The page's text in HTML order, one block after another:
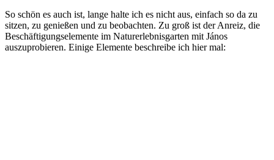
So schön es auch ist, lange halte ich es nicht aus, einfach so da zu
sitzen, zu genießen und zu beobachten. Zu groß ist der Anreiz, die
Beschäftigungselemente im Naturerlebnisgarten mit János
auszuprobieren. Einige Elemente beschreibe ich hier mal: